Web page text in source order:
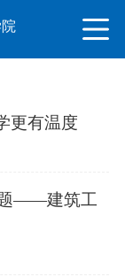
更有温度
题——建筑工